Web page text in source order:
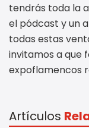
tendrás toda la
el pódcast y un
todas estas
invitamos a que
expoflamencos
Artículos